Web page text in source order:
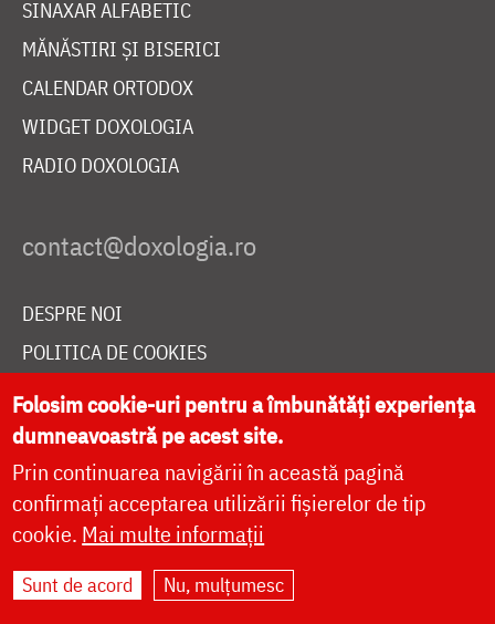
SINAXAR ALFABETIC
MĂNĂSTIRI ȘI BISERICI
CALENDAR ORTODOX
WIDGET DOXOLOGIA
RADIO DOXOLOGIA
DESPRE NOI
POLITICA DE COOKIES
DONEAZĂ ONLINE PENTRU CATEDRALA NAȚIONALĂ
LIVE
Site dezvoltat deDOXOLOGIA MEDIA
Arhiepiscopia Iașilor | ©
Folosim cookie-uri pentru a îmbunătăți experiența
dumneavoastră pe acest site.
Prin continuarea navigării în această pagină
confirmați acceptarea utilizării fișierelor de tip
cookie. Mai multe informații
Sunt de acord Nu, mulțumesc